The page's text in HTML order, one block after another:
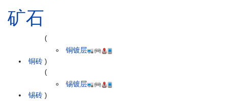
矿石
铜砖
(
铜镀层
)
锡砖
(
锡镀层
)